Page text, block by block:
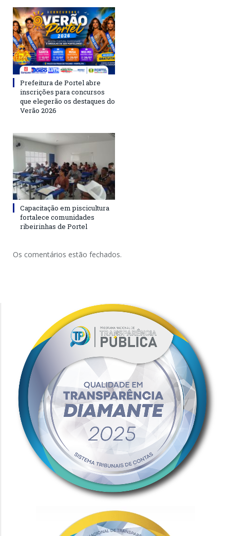
Prefeitura de Portel abre
inscrições para concursos
que elegerão os destaques do
Verão 2026
Capacitação em piscicultura
fortalece comunidades
ribeirinhas de Portel
Os comentários estão fechados.